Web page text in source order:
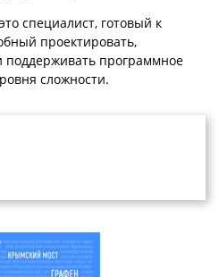
специалист, готовый к
проектировать,
поддерживать программное
сложности.